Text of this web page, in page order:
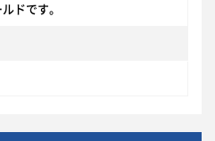
ドです。